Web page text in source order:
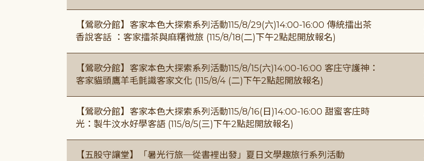
【鶯歌分館】客家本色大探索系列活動115/8/29(六)14:00-16:00 傳統擂出茶
香說客話 ：客家擂茶與麻糬微旅 (115/8/18(二)下午2點起開放報名)
【鶯歌分館】客家本色大探索系列活動115/8/15(六)14:00-16:00 客庄守護神：
客家貓頭鷹羊毛氈識客家文化 (115/8/4 (二)下午2點起開放報名)
【鶯歌分館】客家本色大探索系列活動115/8/16(日)14:00-16:00 甜蜜客庄時
光：製牛汶水好學客語 (115/8/5(三)下午2點起開放報名)
【五股守讓堂】「暑光行旅─從書裡出發」夏日文學趣旅行系列活動